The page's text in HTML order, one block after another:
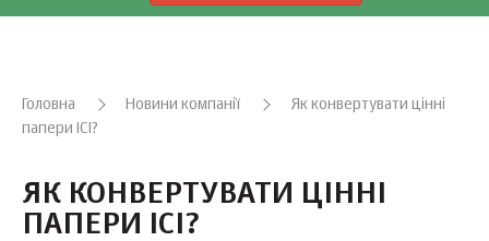
Головна Новини компанії
Як конвертувати цінні
папери ІСІ?
ЯК КОНВЕРТУВАТИ ЦІННІ
ПАПЕРИ ІСІ?